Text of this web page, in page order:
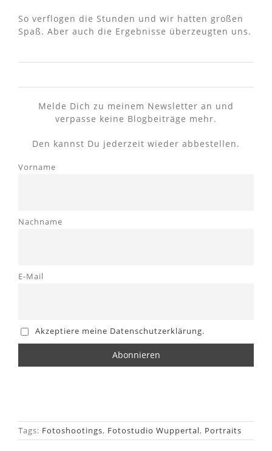
So verflogen die Stunden und wir hatten großen
Spaß. Aber auch die Ergebnisse überzeugten uns.
Melde Dich zu meinem Newsletter an und
verpasse keine Blogbeiträge mehr.
Den kannst Du jederzeit wieder abbestellen.
Vorname
Nachname
E-Mail
Akzeptiere meine Datenschutzerklärung.
Tags: Fotoshootings, Fotostudio Wuppertal, Portraits